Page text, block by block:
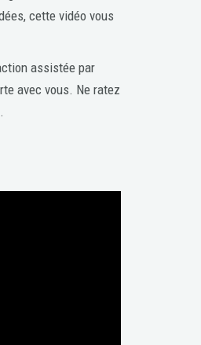
cette vidéo vous
assistée par
avec vous. Ne ratez